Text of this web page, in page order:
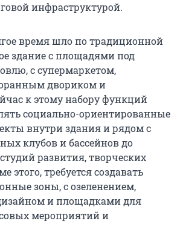
инфраструктурой.
время шло по традиционной
здание с площадями под
с супермаркетом,
двориком и
к этому набору функций
социально-ориентированные
внутри здания и рядом с
клубов и бассейнов до
развития, творческих
этого, требуется создавать
зоны, с озеленением,
и площадками для
мероприятий и